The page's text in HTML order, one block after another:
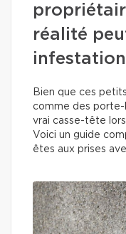
réalité
Bien que ces
comme des porte-
vrai casse-tête
Voici un guide
êtes aux prises